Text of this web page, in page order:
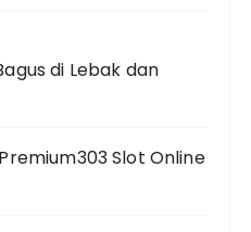
di Lebak dan
Slot Online